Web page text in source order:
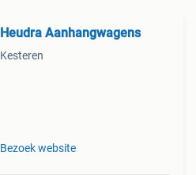
Heudra Aanhangwagens
Kesteren
Bezoek website